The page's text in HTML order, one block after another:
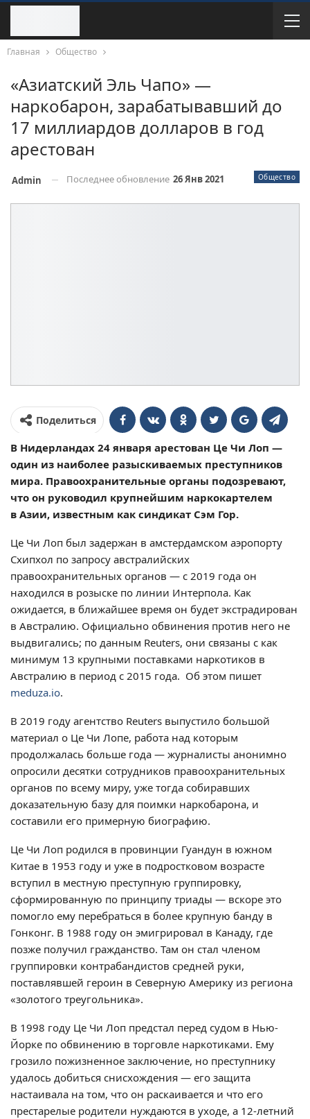
Главная Общество
«Азиатский Эль Чапо» —
наркобарон, зарабатывавший до
17 миллиардов долларов в год
арестован
Общество
Admin Последнее обновление 26 Янв 2021
Поделиться
В Нидерландах 24 января арестован Це Чи Лоп —
один из наиболее разыскиваемых преступников
мира. Правоохранительные органы подозревают,
что он руководил крупнейшим наркокартелем
в Азии, известным как синдикат Сэм Гор.
Це Чи Лоп был задержан в амстердамском аэропорту
Схипхол по запросу австралийских
правоохранительных органов — с 2019 года он
находился в розыске по линии Интерпола. Как
ожидается, в ближайшее время он будет экстрадирован
в Австралию. Официально обвинения против него не
выдвигались; по данным Reuters, они связаны с как
минимум 13 крупными поставками наркотиков в
Австралию в период с 2015 года. Об этом пишет
meduza.io.
В 2019 году агентство Reuters выпустило большой
материал о Це Чи Лопе, работа над которым
продолжалась больше года — журналисты анонимно
опросили десятки сотрудников правоохранительных
органов по всему миру, уже тогда собиравших
доказательную базу для поимки наркобарона, и
составили его примерную биографию.
Це Чи Лоп родился в провинции Гуандун в южном
Китае в 1953 году и уже в подростковом возрасте
вступил в местную преступную группировку,
сформированную по принципу триады — вскоре это
помогло ему перебраться в более крупную банду в
Гонконг. В 1988 году он эмигрировал в Канаду, где
позже получил гражданство. Там он стал членом
группировки контрабандистов средней руки,
поставлявшей героин в Северную Америку из региона
«золотого треугольника».
В 1998 году Це Чи Лоп предстал перед судом в Нью-
Йорке по обвинению в торговле наркотиками. Ему
грозило пожизненное заключение, но преступнику
удалось добиться снисхождения — его защита
настаивала на том, что он раскаивается и что его
престарелые родители нуждаются в уходе, а 12-летний